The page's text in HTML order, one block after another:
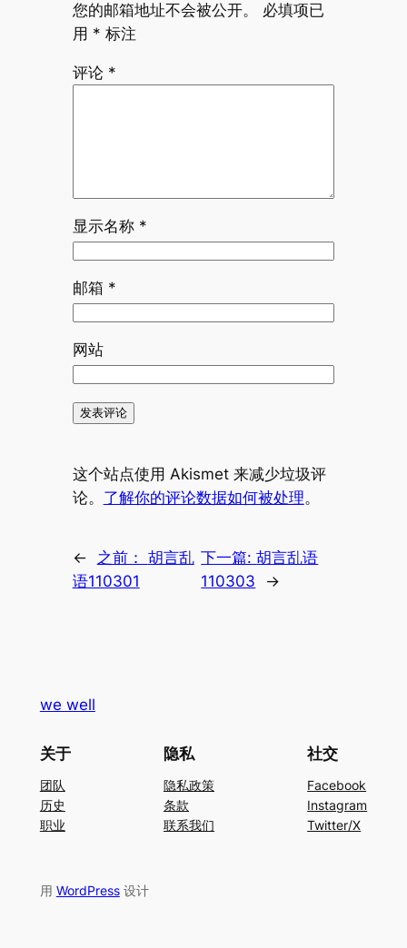
您的邮箱地址不会被公开。
必填项已
用 * 标注
评论 *
显示名称 *
邮箱 *
网站
这个站点使用 Akismet 来减少垃圾评
论。 了解你的评论数据如何被处理。
← 之前： 胡言乱
语110301
下一篇:胡言乱语
110303
→
we well
关于
团队
历史
职业
隐私
隐私政策
条款
联系我们
社交
Facebook
Instagram
Twitter/X
用 WordPress设计